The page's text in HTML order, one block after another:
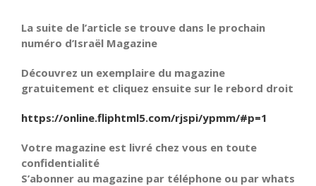
La suite de l’article se trouve dans le prochain
numéro d’Israël Magazine
Découvrez un exemplaire du magazine
gratuitement et cliquez ensuite sur le rebord droit
https://online.fliphtml5.com/rjspi/ypmm/#p=1
Votre magazine est livré chez vous en toute
confidentialité
S’abonner au magazine par téléphone ou par whats